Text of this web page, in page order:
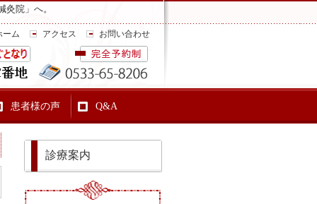
院」へ。
ーム アクセス お問い合わせ
患者様の声 Q&A
診療案内